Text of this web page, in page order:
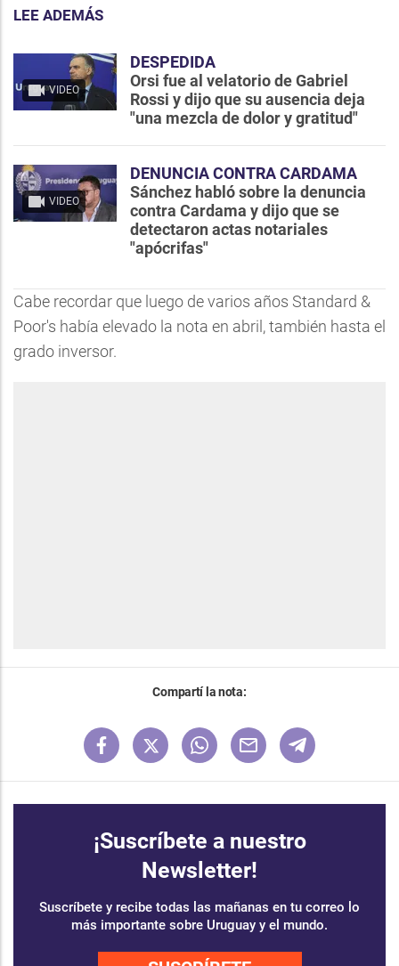
LEE ADEMÁS
VIDEO
DESPEDIDA
Orsi fue al velatorio de Gabriel
Rossi y dijo que su ausencia deja
"una mezcla de dolor y gratitud"
VIDEO
DENUNCIA CONTRA CARDAMA
Sánchez habló sobre la denuncia
contra Cardama y dijo que se
detectaron actas notariales
"apócrifas"
Cabe recordar que luego de varios años Standard &
Poor's había elevado la nota en abril, también hasta el
grado inversor.
Compartí la nota:
¡Suscríbete a nuestro
Newsletter!
Suscríbete y recibe todas las mañanas en tu correo lo
más importante sobre Uruguay y el mundo.